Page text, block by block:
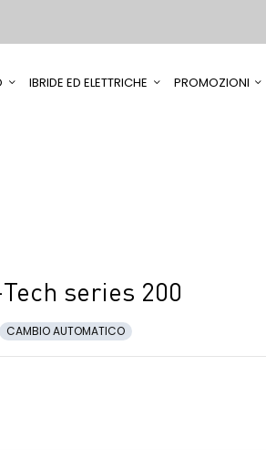
IBRIDE ED ELETTRICHE PROMOZIONI
series 200
CAMBIO AUTOMATICO